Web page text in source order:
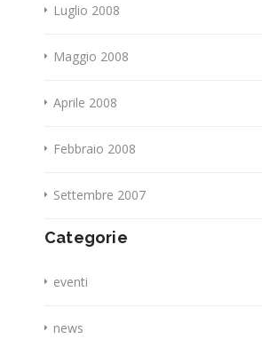
Luglio 2008
Maggio 2008
Aprile 2008
Febbraio 2008
Settembre 2007
Categorie
eventi
news